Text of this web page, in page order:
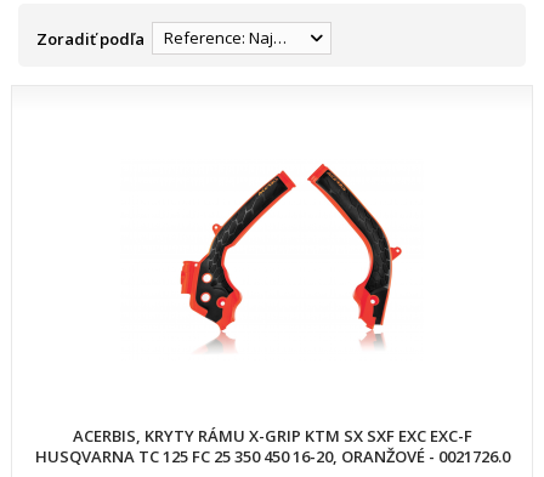
Zoradiť podľa Reference: Najnižšia
ACERBIS, KRYTY RÁMU X-GRIP KTM SX SXF EXC EXC-F
HUSQVARNA TC 125 FC 25 350 450 16-20, ORANŽOVÉ - 0021726.0